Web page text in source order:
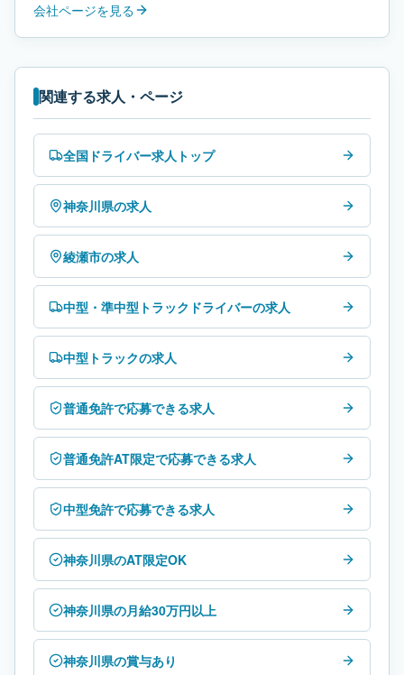
会社ページを見る
関連する求人・ページ
全国ドライバー求人トップ
神奈川県の求人
綾瀬市の求人
中型・準中型トラックドライバーの求人
中型トラックの求人
普通免許で応募できる求人
普通免許AT限定で応募できる求人
中型免許で応募できる求人
神奈川県のAT限定OK
神奈川県の月給30万円以上
神奈川県の賞与あり